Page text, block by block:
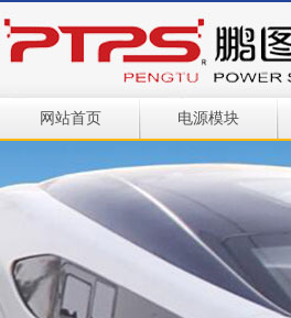
网站首页 电源模块